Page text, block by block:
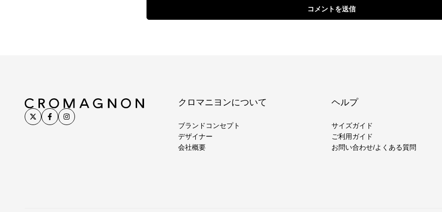
コメントを送信
クロマニヨンについて
ブランドコンセプト
デザイナー
会社概要
ヘルプ
サイズガイド
ご利用ガイド
お問い合わせ/よくある質問